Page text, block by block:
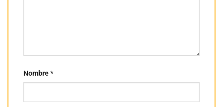
Nombre*